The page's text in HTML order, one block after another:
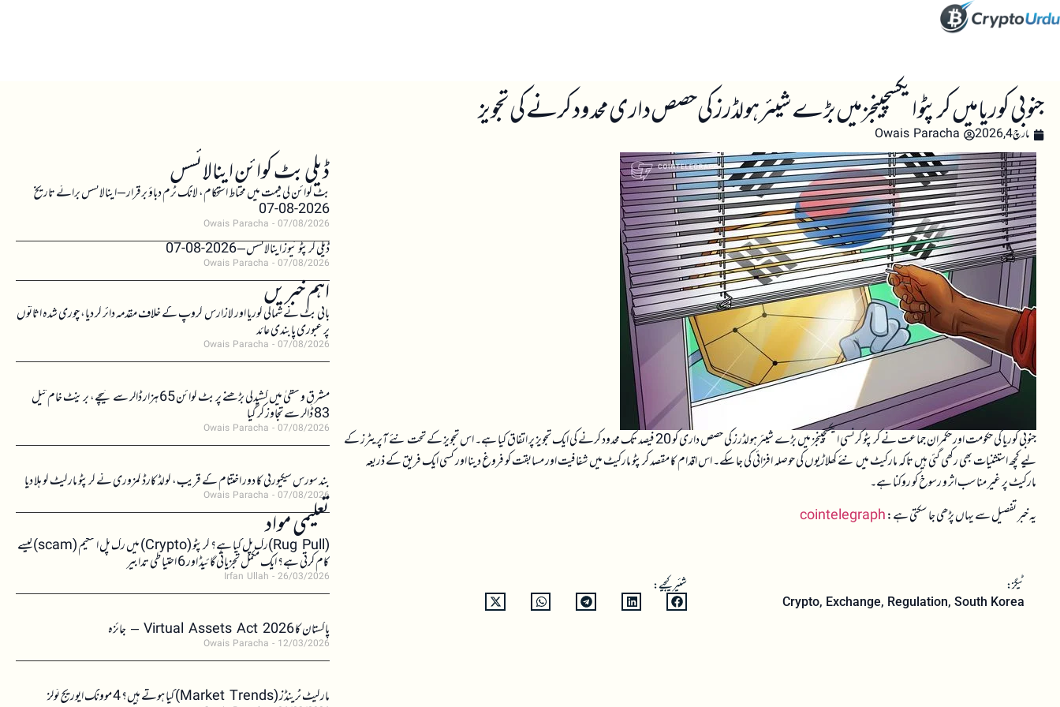
جنوبی کوریا میں کرپٹو ایکسچینجز میں بڑے شیئر ہولڈرز کی حصص داری محدود کرنے کی تجویز
مارچ 4, 2026 Owais Paracha
جنوبی کوریا کی حکومت اور حکمران جماعت نے کرپٹو کرنسی ایکسچینجز میں بڑے شیئر ہولڈرز کی حصص داری کو 20 فیصد تک محدود کرنے کی ایک تجویز پر اتفاق کیا ہے۔ اس تجویز کے تحت نئے آپریٹرز کے
لیے کچھ استثنیات بھی رکھی گئی ہیں تاکہ مارکیٹ میں نئے کھلاڑیوں کی حوصلہ افزائی کی جا سکے۔ اس اقدام کا مقصد کرپٹو مارکیٹ میں شفافیت اور مسابقت کو فروغ دینا اور کسی ایک فریق کے ذریعہ
مارکیٹ پر غیر مناسب اثر و رسوخ کو روکنا ہے۔
یہ خبر تفصیل سے یہاں پڑھی جا سکتی ہے:cointelegraph
ٹیگز:
Crypto, Exchange, Regulation, South Korea
شئیر کیجیے:
ڈیلی بٹ کوائن اینالائسس
بٹ کوائن کی قیمت میں محتاط استحکام، لانگ ٹرم دباؤ برقرار – اینالائسس برائے تاریخ
2026-08-07
Owais Paracha 07/08/2026
ڈیلی کرپٹو نیوز اینالائسس – 2026-08-07
Owais Paracha 07/08/2026
اہم خبریں
بائی بٹ نے شمالی کوریا اور لازارس گروپ کے خلاف مقدمہ دائر کر دیا، چوری شدہ اثاثوں
پر عبوری پابندی عائد
Owais Paracha 07/08/2026
مشرقِ وسطیٰ میں کشیدگی بڑھنے پر بٹ کوائن 65 ہزار ڈالر سے نیچے، برینٹ خام تیل
83 ڈالر سے تجاوز کر گیا
Owais Paracha 07/08/2026
بند سورس سیکیورٹی کا دور اختتام کے قریب، کولڈ کارڈ کمزوری نے کرپٹو مارکیٹ کو ہلا دیا
Owais Paracha 07/08/2026
تعلیمی مواد (Rug Pull)رگ پل کیا ہے؟ کرپٹو (Crypto) میں رگ پل اسکیم (scam)کیسے
کام کرتی ہے؟ ایک مکمل تجزیاتی گائیڈ اور 6 احتیاطی تدابیر
Irfan Ullah 26/03/2026
پاکستان کا Virtual Assets Act 2026 – جائزہ
Owais Paracha 12/03/2026
مارکیٹ ٹرینڈز (Market Trends) کیا ہوتے ہیں؟ 4 موونگ ایوریج ٹولز